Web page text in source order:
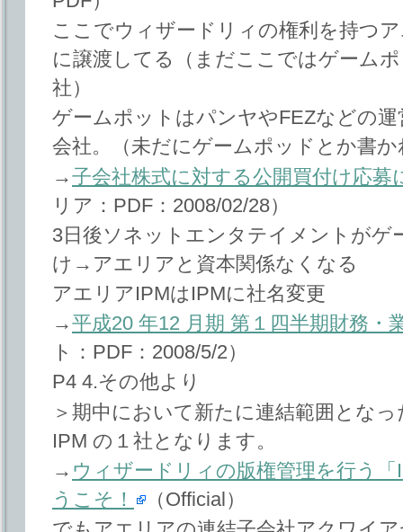
ここでウィザードリィの権利を持つ
に譲渡してる（まだここではゲーム
社）
ゲームポットはパンヤやFEZなどの
会社。（未だにゲームポッドとか書か
→子会社株式に対する公開買付け応募
リア：PDF：2008/02/28）
3日後ソネットエンタテイメントがゲ
け→アエリアと資本関係なくなる
アエリアIPMはIPMに社名変更
→平成20 年12 月期 第１四半期財務・
ト：PDF：2008/5/2）
P4 4.その他より
＞期中において新たに連結範囲とな
IPM の１社となります。
→ ウィザードリィの版権管理を行う
うこそ！
（Official）